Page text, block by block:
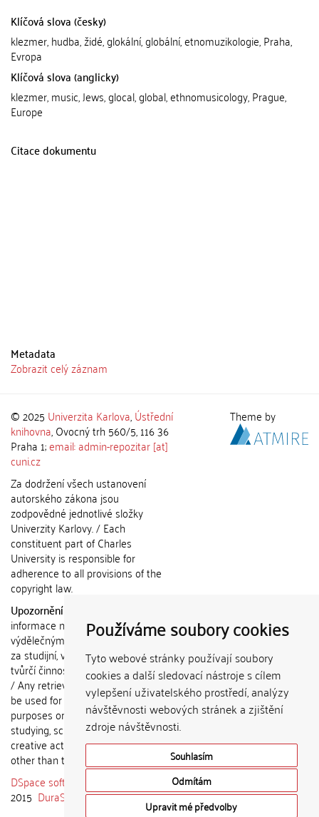
Používáme soubory cookies
Tyto webové stránky používají soubory
cookies a další sledovací nástroje s cílem
vylepšení uživatelského prostředí, analýzy
návštěvnosti webových stránek a zjištění
zdroje návštěvnosti.
Souhlasím
Odmítám
Upravit mé předvolby
Klíčová slova (česky)
klezmer, hudba, židé, glokální, globální, etnomuzikologie, Praha,
Evropa
Klíčová slova (anglicky)
klezmer, music, Jews, glocal, global, ethnomusicology, Prague,
Europe
Citace dokumentu
Metadata
Zobrazit celý záznam
© 2025 Univerzita Karlova,Ústřední
knihovna, Ovocný trh 560/5, 116 36
Praha 1;email: admin-repozitar [at]
cuni.cz
Za dodržení všech ustanovení
autorského zákona jsou
zodpovědné jednotlivé složky
Univerzity Karlovy. / Each
constituent part of Charles
University is responsible for
adherence to all provisions of the
copyright law.
Upozornění / Notice:
informace nemohou být použity k
výdělečným účelům nebo vydávány
za studijní, vědeckou nebo jinou
tvůrčí činnost jiné osoby než autora.
/ Any retrieved information shall not
be used for any commercial
purposes or claimed as results of
studying, scientific or any other
creative activities of any person
other than the author.
DSpace software
copyright © 2002-
2015 DuraSpace
Theme by